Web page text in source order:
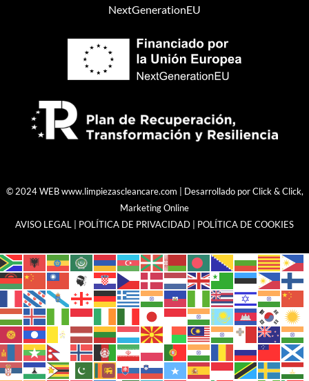
NextGenerationEU
© 2024 WEBwww.limpiezascleancare.com | Desarrollado porClick & Click,
Marketing Online
AVISO LEGAL
POLÍTICA DE PRIVACIDAD POLÍTICA DE COOKIES